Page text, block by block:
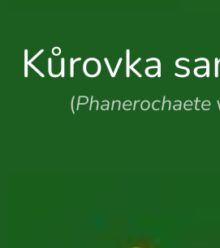
Kůrovka
(Phanerochaete